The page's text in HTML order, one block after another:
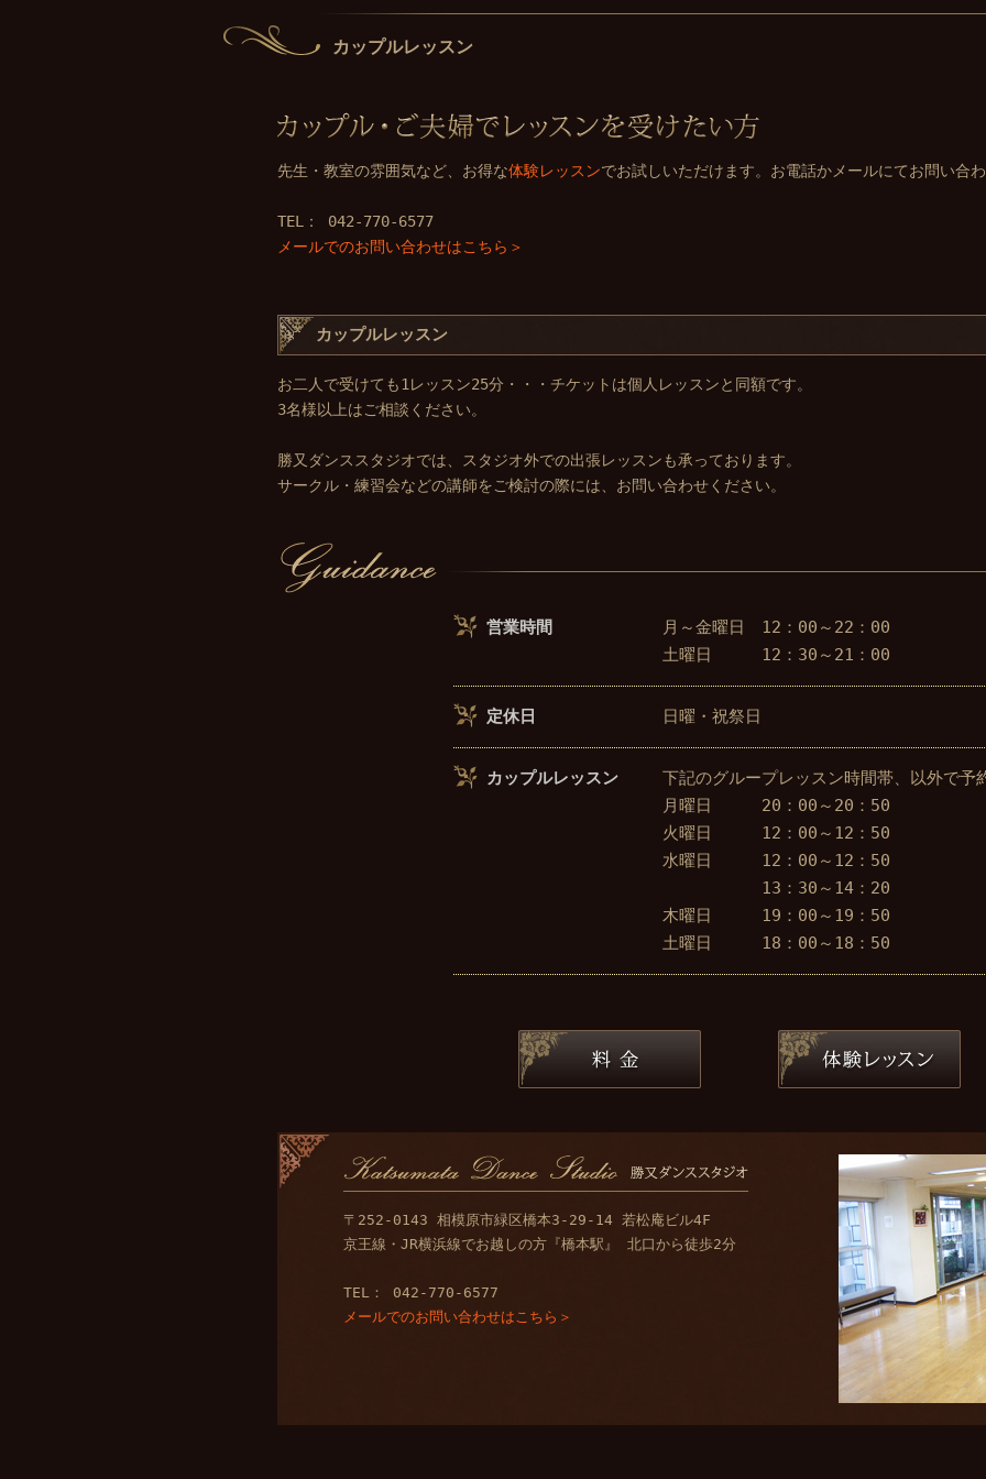
カップルレッスン
先生・教室の雰囲気など、お得な体験レッスンでお試しいただけます。お電話かメールにてお問い合わ
TEL： 042-770-6577
メールでのお問い合わせはこちら＞
カップルレッスン
お二人で受けても1レッスン25分・・・チケットは個人レッスンと同額です。
3名様以上はご相談ください。
勝又ダンススタジオでは、スタジオ外での出張レッスンも承っております。
サークル・練習会などの講師をご検討の際には、お問い合わせください。
営業時間
月～金曜日 12：00～22：00
土曜日 12：30～21：00
定休日 日曜・祝祭日
カップルレッスン
下記のグループレッスン時間帯、以外で予
月曜日 20：00～20：50
火曜日 12：00～12：50
水曜日 12：00～12：50
13：30～14：20
木曜日 19：00～19：50
土曜日 18：00～18：50
〒252-0143 相模原市緑区橋本3-29-14 若松庵ビル4F
京王線・JR横浜線でお越しの方『橋本駅』 北口から徒歩2分
TEL： 042-770-6577
メールでのお問い合わせはこちら＞